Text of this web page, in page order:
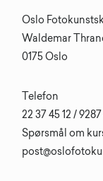
Oslo
Waldemar
0175 Oslo
Telefon
22 37 45 12 / 9287
Spørsmål om